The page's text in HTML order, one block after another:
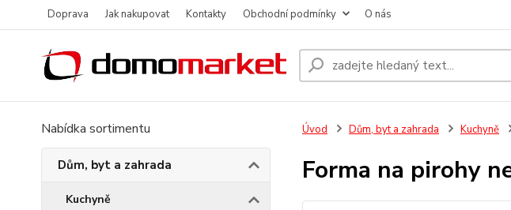
Doprava Jak nakupovat Kontakty Obchodní podmínky O nás
Nabídka sortimentu
Dům, byt a zahrada
Kuchyně
Úvod Dům, byt a zahrada Kuchyně
Forma na pirohy